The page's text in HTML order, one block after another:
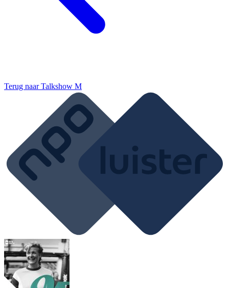
Terug naarTalkshow M